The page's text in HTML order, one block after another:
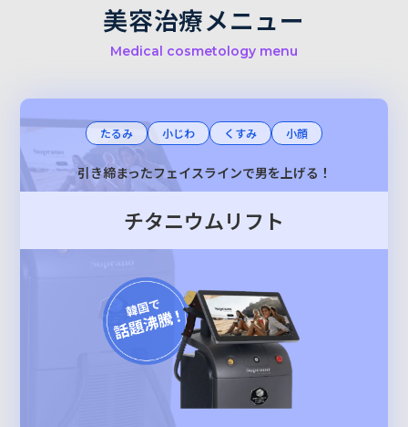
美容治療メニュー
Medical cosmetology menu
たるみ 小じわ くすみ 小顔
引き締まったフェイスラインで男を上げる！
チタニウムリフト